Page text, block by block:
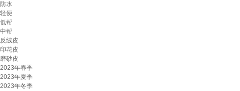
防水
轻便
低帮
中帮
反绒皮
印花皮
磨砂皮
2023年春季
2023年夏季
2023年冬季